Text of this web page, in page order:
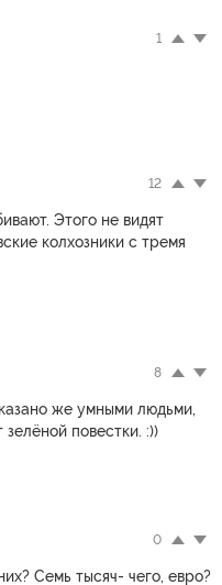
1
12
Этого не видят
колхозники с тремя
8
же умными людьми,
зелёной повестки. :))
0
Семь тысяч- чего, евро?